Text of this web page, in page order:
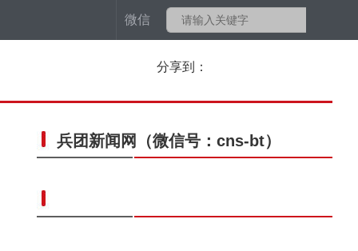
微信
分享到：
兵团新闻网 （微信号：cns-bt）